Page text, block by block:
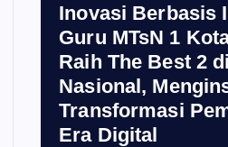
Inovasi Berbasis
Guru MTsN 1
Raih The Best 2
Nasional,
Transformasi
Era Digital